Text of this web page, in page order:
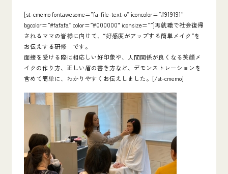
[st-cmemo fontawesome=”fa-file-text-o” iconcolor=”#919191″
bgcolor=”#fafafa” color=”#000000″ iconsize=””]再就職で社会復帰
されるママの皆様に向けて、 “好感度がアップする簡単メイク”を
お伝えする研修 です。
面接を受ける際に相応しい好印象や、人間関係が良くなる笑顔メ
イクの作り方、正しい眉の書き方など、デモンストレーションを
含めて簡単に、わかりやすくお伝えしました。[/st-cmemo]